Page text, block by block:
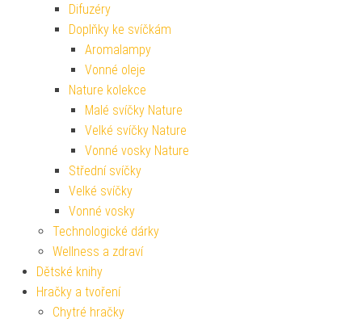
Difuzéry
Doplňky ke svíčkám
Aromalampy
Vonné oleje
Nature kolekce
Malé svíčky Nature
Velké svíčky Nature
Vonné vosky Nature
Střední svíčky
Velké svíčky
Vonné vosky
Technologické dárky
Wellness a zdraví
Dětské knihy
Hračky a tvoření
Chytré hračky